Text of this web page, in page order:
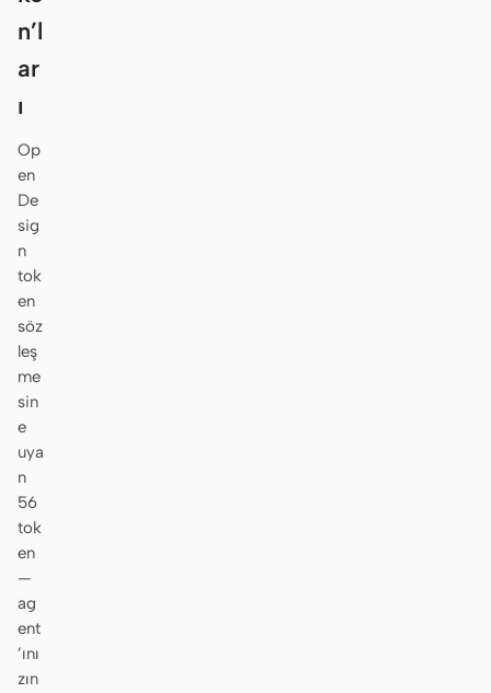
n’l
ar
ı
Op
en
De
sig
n
tok
en
söz
leş
me
sin
e
uya
n
56
tok
en
—
ag
ent
’ını
zın